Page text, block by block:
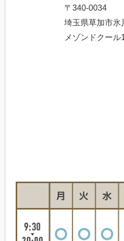
〒340-0034
埼玉県草加市氷
メゾンドクール